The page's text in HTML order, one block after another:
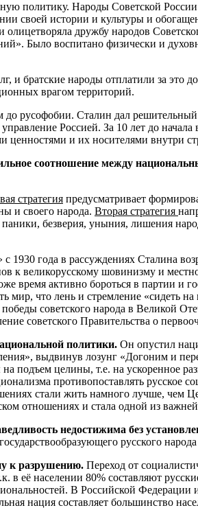
политику. Народы Советской
своей истории и культуры и
дружбу народов
Было воспитано физически и
и братские народы отплатили за
врагом территорий.
русофобии. Сталин дал
Россией. За 10 лет до
ценностями и их носителями внутри
соотношение между
стратегия предусматривает
и своего народа. Вторая стратегия
безверия, уныния, лишения
года в рассуждениях Сталина
великорусскому шовинизму и
время активно бороться в партии и
что лень и стремление «сидеть
советского народа в Великой
советского Правительства о
политики. Он опустил
выдвинув лозунг «Догоним и
подъем целины, т.е. на ускоренное
противопоставлять русское
стали жить намного лучше, чем
отношениях и стала одной из
недостижима без
русского
к разрушению. Переход от
её населении 80% составляют
В Российской Федерации
нация составляет большинство